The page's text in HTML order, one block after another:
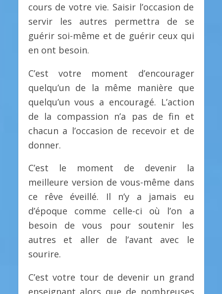
cours de votre vie. Saisir l’occasion de
servir les autres permettra de se
guérir soi-même et de guérir ceux qui
en ont besoin.
C’est votre moment d’encourager
quelqu’un de la même manière que
quelqu’un vous a encouragé. L’action
de la compassion n’a pas de fin et
chacun a l’occasion de recevoir et de
donner.
C’est le moment de devenir la
meilleure version de vous-même dans
ce rêve éveillé. Il n’y a jamais eu
d’époque comme celle-ci où l’on a
besoin de vous pour soutenir les
autres et aller de l’avant avec le
sourire.
C’est votre tour de devenir un grand